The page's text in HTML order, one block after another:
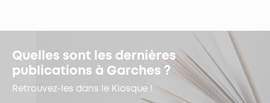
Quelles sont les dernières
publications à Garches ?
Retrouvez-les dans le Kiosque !